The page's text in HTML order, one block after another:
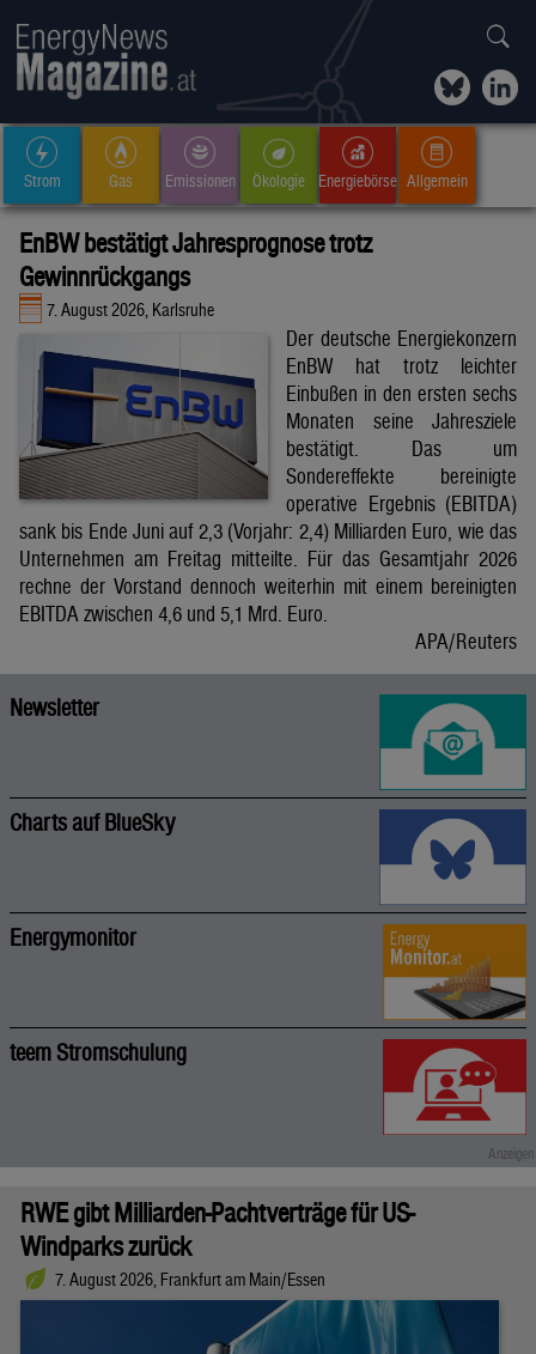
Strom Gas Emissionen Ökologie Energiebörse Allgemein
EnBW bestätigt Jahresprognose trotz
Gewinnrückgangs
7. August 2026, Karlsruhe
Der deutsche Energiekonzern
EnBW hat trotz leichter
Einbußen in den ersten sechs
Monaten seine Jahresziele
bestätigt. Das um
Sondereffekte bereinigte
operative Ergebnis (EBITDA)
sank bis Ende Juni auf 2,3 (Vorjahr: 2,4) Milliarden Euro, wie das
Unternehmen am Freitag mitteilte. Für das Gesamtjahr 2026
rechne der Vorstand dennoch weiterhin mit einem bereinigten
EBITDA zwischen 4,6 und 5,1 Mrd. Euro.
APA/Reuters
Newsletter
Charts auf BlueSky
Energymonitor
teem Stromschulung
RWE gibt Milliarden-Pachtverträge für US-
Windparks zurück
7. August 2026, Frankfurt am Main/Essen